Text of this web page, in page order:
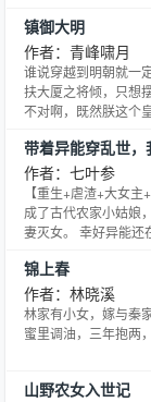
之以鼻。 三年过后，
为金钱，坚持三年有
镇御大明
作者：青峰啸月
谁说穿越到明朝就一
扶大厦之将倾，只想
不对啊，既然朕这个
带着异能穿乱世，
作者：七叶参
【重生+虐渣+大女
成了古代农家小姑娘
妻灭女。 幸好异能还
建个基地保护好娘亲
锦上春
作者：林晓溪
林家有小女，嫁与秦
蜜里调油，三年抱两
山野农女入世记